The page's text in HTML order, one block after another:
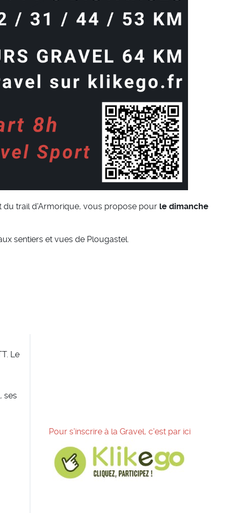
du trail d'Armorique, vous propose pour le dimanche
sentiers et vues de Plougastel.
Le
ses
Pour s'inscrire à la Gravel, c'est par ici